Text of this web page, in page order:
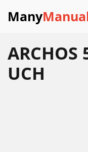
Many
ARCHOS
UCH